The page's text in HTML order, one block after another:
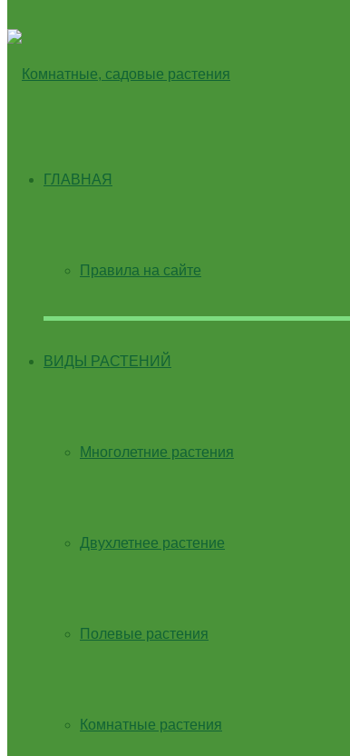
ГЛАВНАЯ
Правила на сайте
ВИДЫ РАСТЕНИЙ
Многолетние растения
Двухлетнее растение
Полевые растения
Комнатные растения